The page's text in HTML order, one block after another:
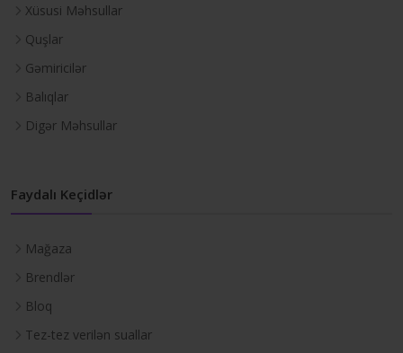
Xüsusi Məhsullar
Quşlar
Gəmiricilər
Balıqlar
Digər Məhsullar
Faydalı Keçidlər
Mağaza
Brendlər
Bloq
Tez-tez verilən suallar